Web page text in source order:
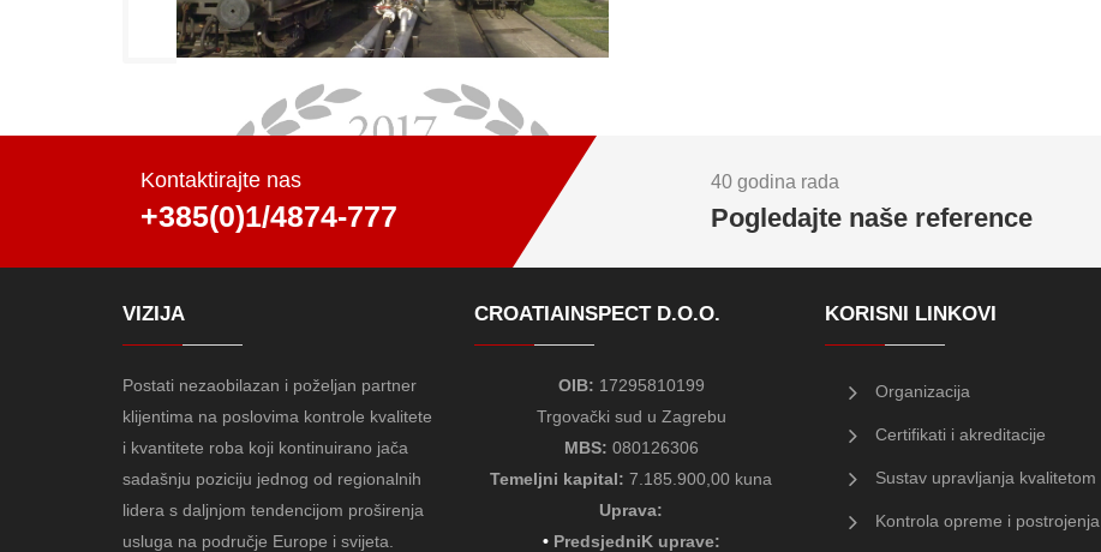
Kontaktirajte nas
+385(0)1/4874-777
40 godina rada
Pogledajte naše reference
VIZIJA
Postati nezaobilazan i poželjan partner
klijentima na poslovima kontrole kvalitete
i kvantitete roba koji kontinuirano jača
sadašnju poziciju jednog od regionalnih
lidera s daljnjom tendencijom proširenja
usluga na područje Europe i svijeta.
CROATIAINSPECT D.O.O.
OIB: 17295810199
Trgovački sud u Zagrebu
MBS: 080126306
Temeljni kapital: 7.185.900,00 kuna
Uprava:
•PredsjedniK uprave:
KORISNI LINKOVI
Organizacija
Certifikati i akreditacije
Sustav upravljanja kvalitetom
Kontrola opreme i postrojenja